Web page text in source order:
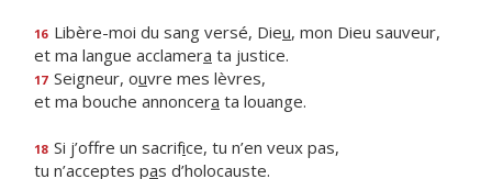
16 Libère-moi du sang versé, Dieu, mon Dieu sauveur,
et ma langue acclamera ta justice.
17 Seigneur, ouvre mes lèvres,
et ma bouche annoncera ta louange.
18 Si j’offre un sacrifice, tu n’en veux pas,
tu n’acceptes pas d’holocauste.